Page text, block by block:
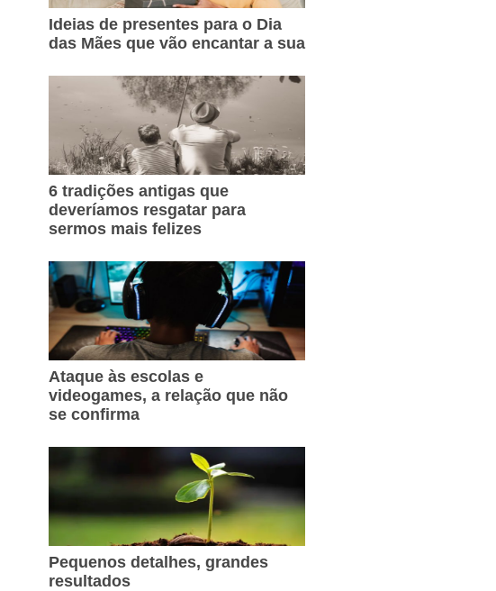
Ideias de presentes para o Dia
das Mães que vão encantar a sua
6 tradições antigas que
deveríamos resgatar para
sermos mais felizes
Ataque às escolas e
videogames, a relação que não
se confirma
Pequenos detalhes, grandes
resultados